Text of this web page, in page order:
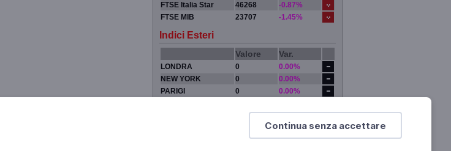
Continua senza accettare
FTSE Italia Star
46268
-0.87%
FTSE MIB
23707 -1.45%
Indici Esteri
Valore Var.
LONDRA 0
0.00%
NEW YORK
0
0.00%
PARIGI
0
0.00%